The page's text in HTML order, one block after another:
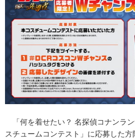
「何を着せたい？ 名探偵コナンラ
スチュームコンテスト」に応募した